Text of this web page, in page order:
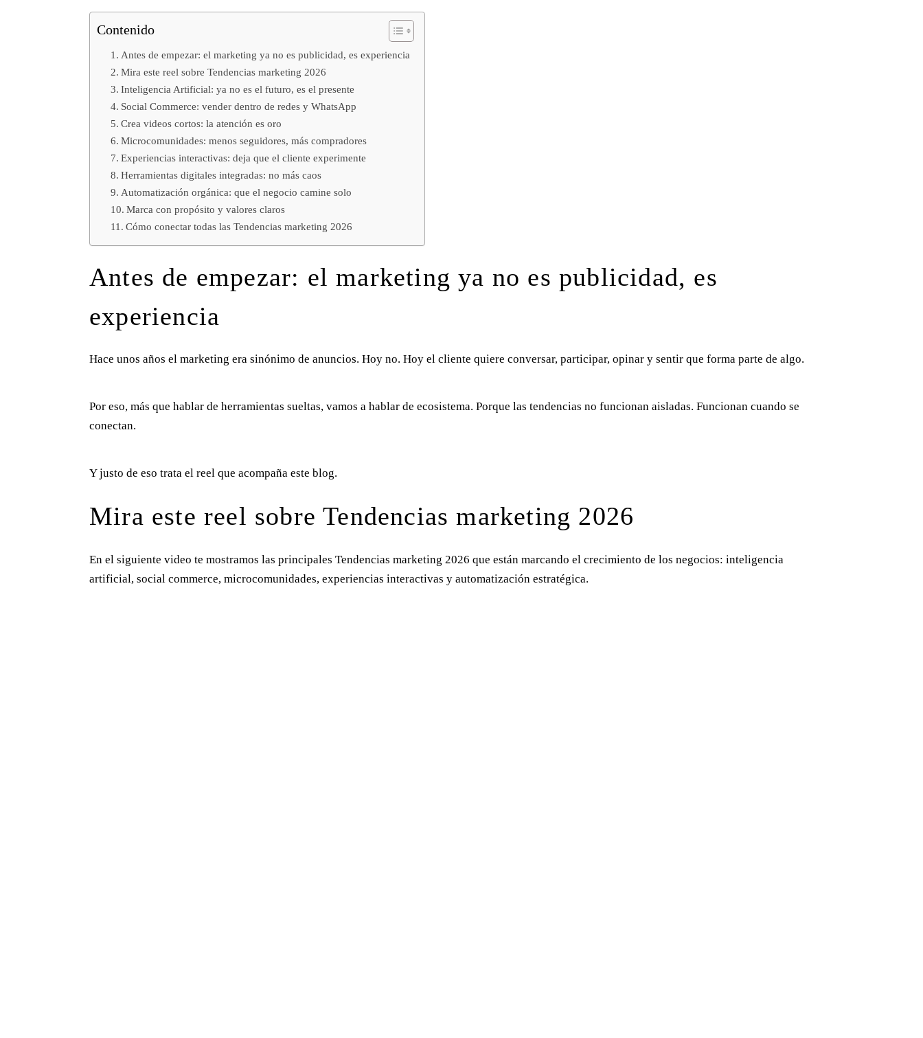
Contenido
Antes de empezar: el marketing ya no es publicidad, es experiencia
Mira este reel sobre Tendencias marketing 2026
Inteligencia Artificial: ya no es el futuro, es el presente
Social Commerce: vender dentro de redes y WhatsApp
Crea videos cortos: la atención es oro
Microcomunidades: menos seguidores, más compradores
Experiencias interactivas: deja que el cliente experimente
Herramientas digitales integradas: no más caos
Automatización orgánica: que el negocio camine solo
Marca con propósito y valores claros
Cómo conectar todas las Tendencias marketing 2026
Antes de empezar: el marketing ya no es publicidad, es
experiencia
Hace unos años el marketing era sinónimo de anuncios. Hoy no. Hoy el cliente quiere conversar, participar, opinar y sentir que forma parte de algo.
Por eso, más que hablar de herramientas sueltas, vamos a hablar de ecosistema. Porque las tendencias no funcionan aisladas. Funcionan cuando se
conectan.
Y justo de eso trata el reel que acompaña este blog.
Mira este reel sobre Tendencias marketing 2026
En el siguiente video te mostramos las principales Tendencias marketing 2026 que están marcando el crecimiento de los negocios: inteligencia
artificial, social commerce, microcomunidades, experiencias interactivas y automatización estratégica.
CERTIFICACIO
NES: